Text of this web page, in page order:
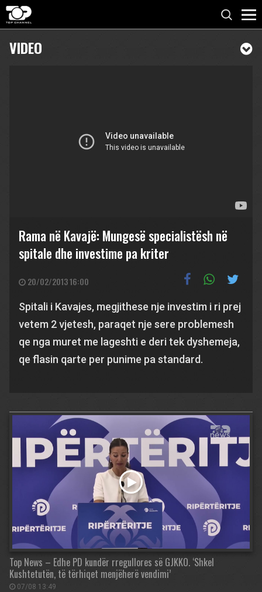
VIDEO
Rama në Kavajë: Mungesë specialistësh në
spitale dhe investime pa kriter
20/02/2013 16:00
Spitali i Kavajes, megjithese nje investim i ri prej
vetem 2 vjetesh, paraqet nje sere problemesh
qe nga muret me lageshti e deri tek dyshemeja,
qe flasin qarte per punime pa standard.
Top News – Edhe PD kundër rregullores së GJKKO. ‘Shkel
Kushtetutën, të tërhiqet menjëherë vendimi’
07/08 13:49